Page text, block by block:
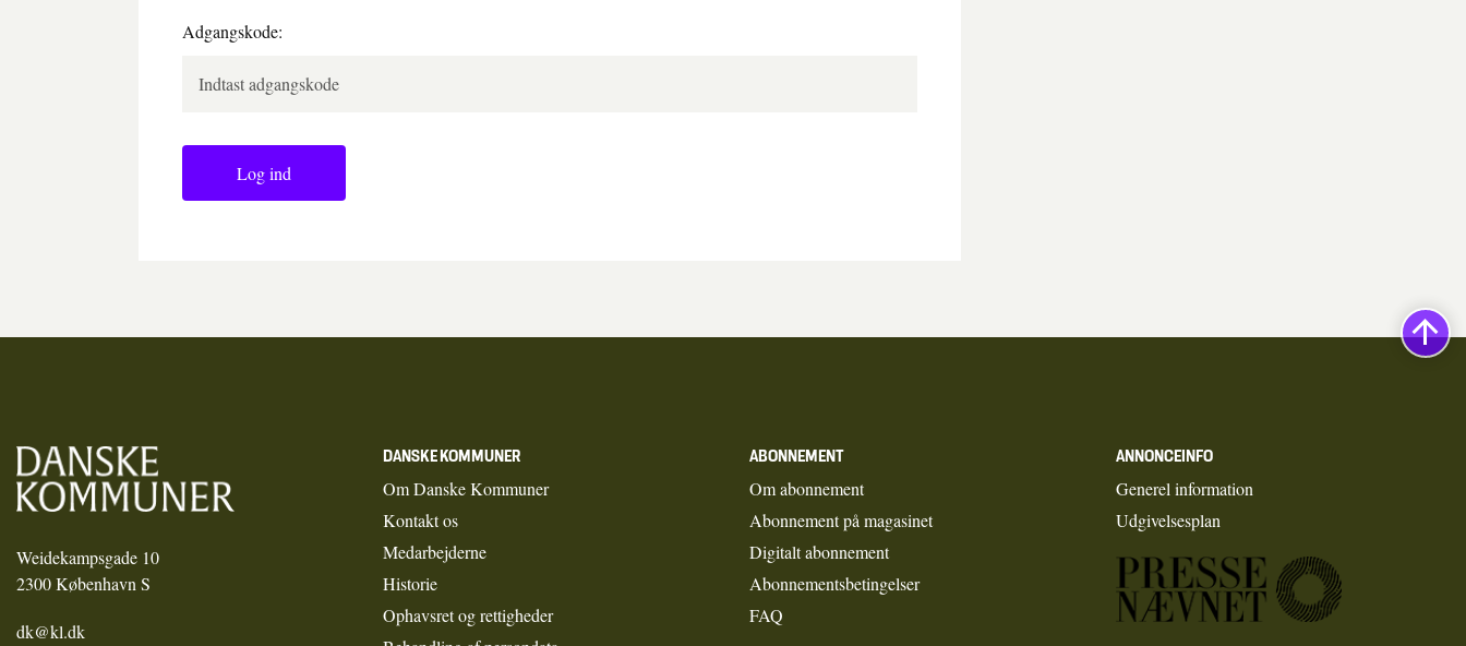
Adgangskode:
Log ind
Weidekampsgade 10
2300 København S
dk@kl.dk
DANSKE KOMMUNER
Om Danske Kommuner
Kontakt os
Medarbejderne
Historie
Ophavsret og rettigheder
ABONNEMENT
Om abonnement
Abonnement på magasinet
Digitalt abonnement
Abonnementsbetingelser
FAQ
ANNONCEINFO
Generel information
Udgivelsesplan